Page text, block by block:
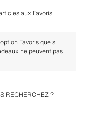
aux Favoris.
Favoris que si
ne peuvent pas
RECHERCHEZ ?